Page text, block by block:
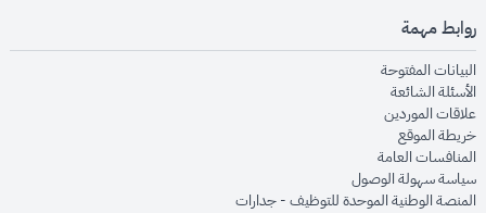
روابط مهمة
البيانات المفتوحةopens in new window
الأسئلة الشائعةopens in new window
علاقات الموردينopens in new window
خريطة الموقعopens in new window
المنافسات العامةopens in new window
سياسة سهولة الوصولopens in new window
المنصة الوطنية الموحدة للتوظيف - جداراتopens in new window